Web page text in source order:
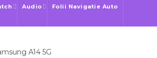
Audio Folii Navigatie Auto
A14 5G